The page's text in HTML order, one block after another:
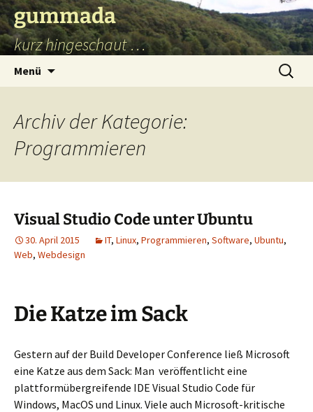
Zum
Inhalt
springen
gummada
kurz hingeschaut …
Menü
Suchen
nach:
Archiv der Kategorie:
Programmieren
Visual Studio Code unter Ubuntu
30. April 2015 IT, Linux, Programmieren, Software, Ubuntu,
Web, Webdesign
Die Katze im Sack
Gestern auf der Build Developer Conference ließ Microsoft
eine Katze aus dem Sack: Man veröffentlicht eine
plattformübergreifende IDE Visual Studio Code für
Windows, MacOS und Linux. Viele auch Microsoft-kritische